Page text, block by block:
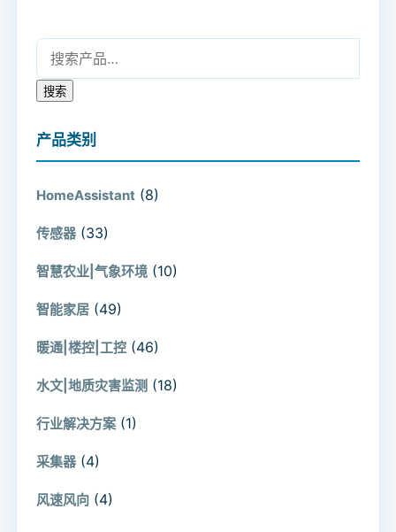
搜索：
搜索
产品类别
HomeAssistant (8)
传感器 (33)
智慧农业|气象环境 (10)
智能家居 (49)
暖通|楼控|工控 (46)
水文|地质灾害监测 (18)
行业解决方案 (1)
采集器 (4)
风速风向 (4)